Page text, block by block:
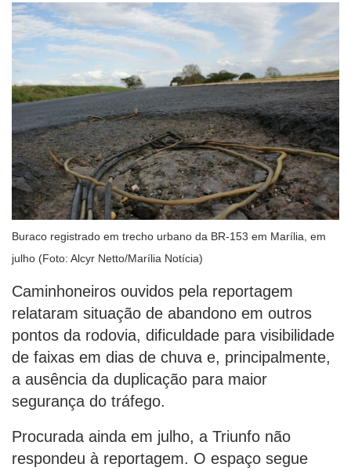
Buraco registrado em trecho urbano da BR-153 em Marília, em
julho (Foto: Alcyr Netto/Marília Notícia)
Caminhoneiros ouvidos pela reportagem
relataram situação de abandono em outros
pontos da rodovia, dificuldade para visibilidade
de faixas em dias de chuva e, principalmente,
a ausência da duplicação para maior
segurança do tráfego.
Procurada ainda em julho, a Triunfo não
respondeu à reportagem. O espaço segue